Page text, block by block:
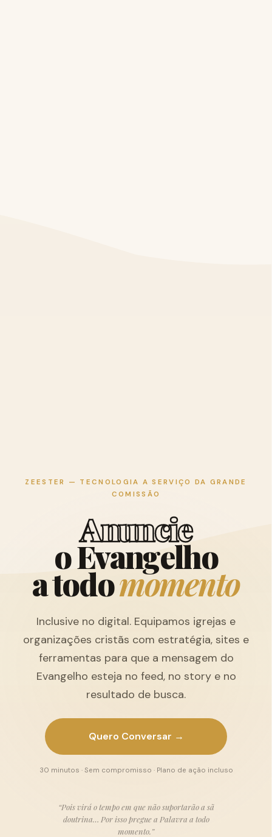
ZEESTER — TECNOLOGIA A SERVIÇO DA GRANDE
COMISSÃO
Anuncie
oEvangelho
atodomomento
Inclusive no digital. Equipamos igrejas e
organizações cristãs com estratégia, sites e
ferramentas para que a mensagem do
Evangelho esteja no feed, no story e no
resultado de busca.
Quero Conversar →
30 minutos · Sem compromisso · Plano de ação incluso
“Pois virá o tempo em que não suportarão a sã
doutrina… Por isso pregue a Palavra a todo
momento.”